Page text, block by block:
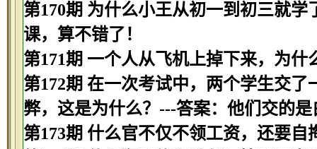
第170期 为什么小王从初一到初三就
课，算不错了！
第171期 一个人从飞机上掉下来，为
第172期 在一次考试中，两个学生交
弊，这是为什么？---答案：他们交的是
第173期 什么官不仅不领工资，还要自